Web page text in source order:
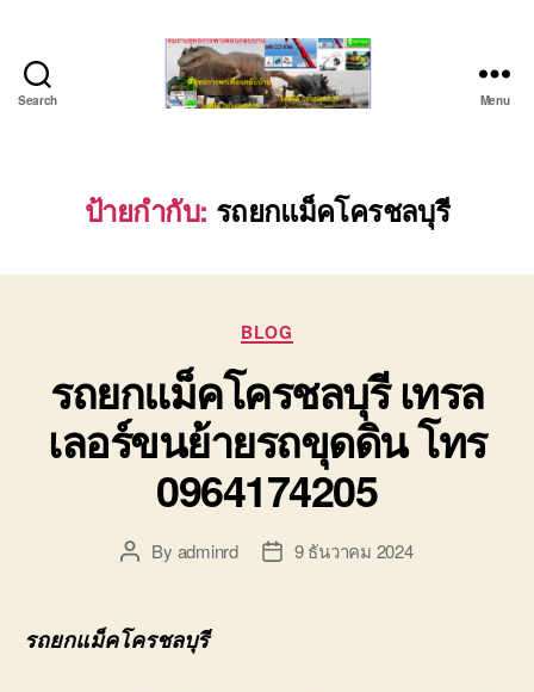
Search
ยก
ของ
ติดต่อ
0640711613,
Menu
ป้ายกำกับ: รถยกแม็คโครชลบุรี
Categories
BLOG
รถยกแม็คโครชลบุรี เทรล
เลอร์ขนย้ายรถขุดดิน โทร
0964174205
PostBy adminrd
Post9 ธันวาคม 2024
รถยกแม็คโครชลบุรี